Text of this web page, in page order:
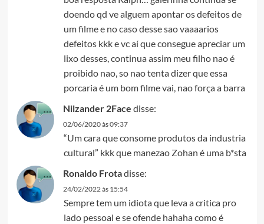
doendo qd ve alguem apontar os defeitos de
um filme e no caso desse sao vaaaarios
defeitos kkk e vc aí que consegue apreciar um
lixo desses, continua assim meu filho nao é
proibido nao, so nao tenta dizer que essa
porcaria é um bom filme vai, nao força a barra
Nilzander 2Face disse:
02/06/2020 às 09:37
“Um cara que consome produtos da industria
cultural” kkk que manezao Zohan é uma b*sta
Ronaldo Frotadisse:
24/02/2022 às 15:54
Sempre tem um idiota que leva a critica pro
lado pessoal e se ofende hahaha como é